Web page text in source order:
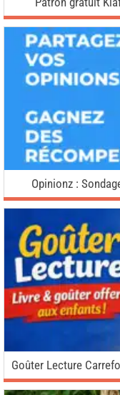
Opinionz :
Goûter Lecture